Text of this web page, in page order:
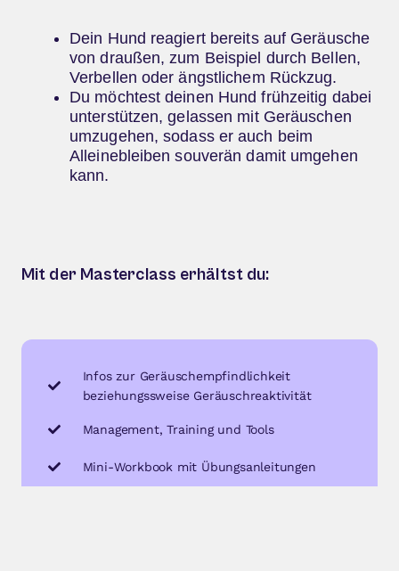
Dein Hund reagiert bereits auf Geräusche
von draußen, zum Beispiel durch Bellen,
Verbellen oder ängstlichem Rückzug.
Du möchtest deinen Hund frühzeitig dabei
unterstützen, gelassen mit Geräuschen
umzugehen, sodass er auch beim
Alleinebleiben souverän damit umgehen
kann.
Mit der Masterclass erhältst du:
Infos zur Geräuschempfindlichkeit
beziehungssweise Geräuschreaktivität
Management, Training und Tools
Mini-Workbook mit Übungsanleitungen